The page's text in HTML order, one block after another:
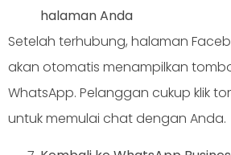
halaman Anda
Setelah terhubung, halaman
akan otomatis menampilkan
WhatsApp. Pelanggan cukup klik
untuk memulai chat dengan Anda.